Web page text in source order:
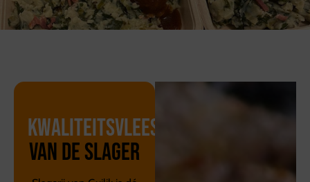
Kwaliteitsvlees
van de slager